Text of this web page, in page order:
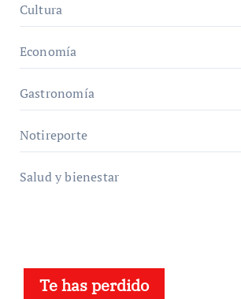
Cultura
Economía
Gastronomía
Notireporte
Salud y bienestar
Te has perdido